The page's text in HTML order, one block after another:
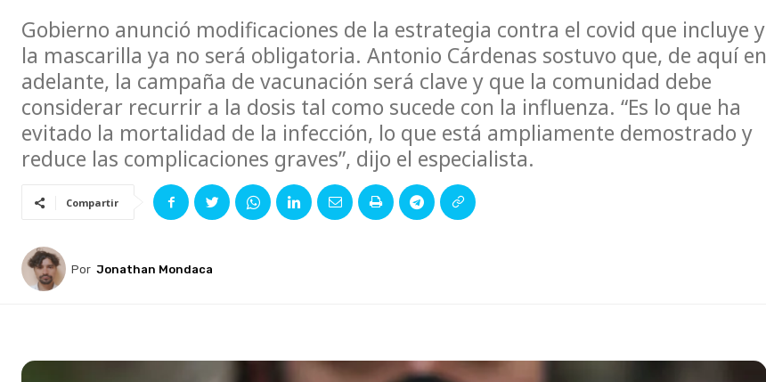
Gobierno anunció modificaciones de la estrategia contra el covid que incluye y
la mascarilla ya no será obligatoria. Antonio Cárdenas sostuvo que, de aquí en
adelante, la campaña de vacunación será clave y que la comunidad debe
considerar recurrir a la dosis tal como sucede con la influenza. “Es lo que ha
evitado la mortalidad de la infección, lo que está ampliamente demostrado y
reduce las complicaciones graves”, dijo el especialista.
Compartir
Por Jonathan Mondaca